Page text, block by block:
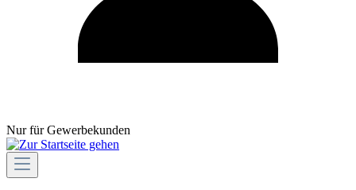
Nur für Gewerbekunden